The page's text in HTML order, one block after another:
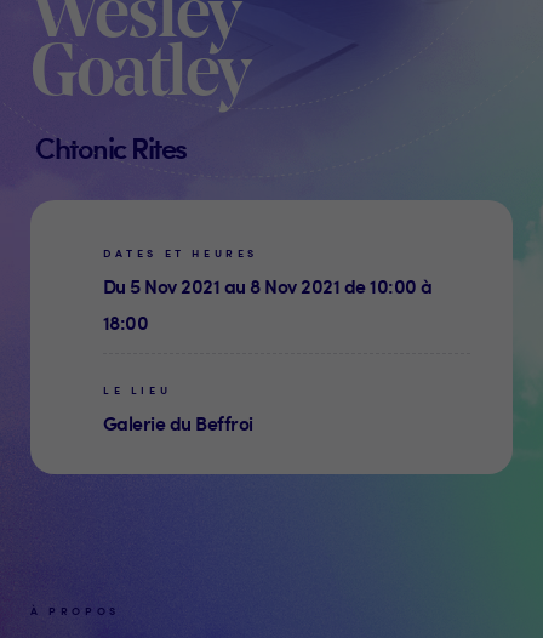
Wesley
Goatley
Chtonic Rites
DATES ET HEURES
Du 5 Nov 2021 au 8 Nov 2021 de 10:00 à
18:00
LE LIEU
Galerie du Beffroi
À PROPOS